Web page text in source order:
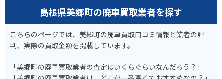
島根県美郷町の廃車買取業者を探す
こちらのページでは、美郷町の廃車買取口コミ情報と業者の評
判、実際の買取金額を掲載しています。
「美郷町の廃車買取業者の査定はいくらぐらいなんだろう？」